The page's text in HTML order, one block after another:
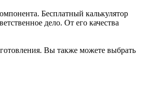
Бесплатный калькулятор
дело. От его качества
Вы также можете выбрать